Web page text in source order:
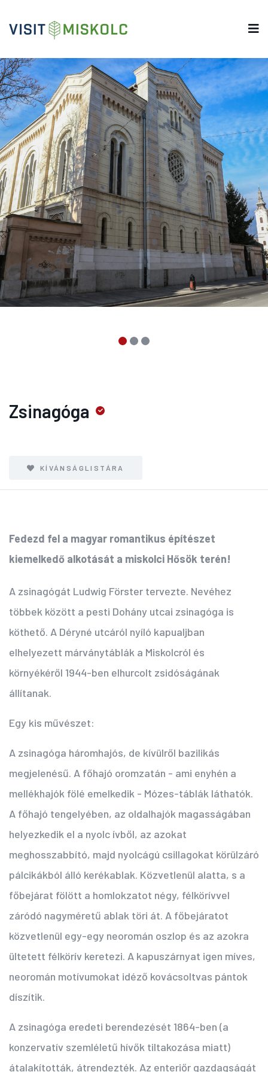
Zsinagóga
KÍVÁNSÁGLISTÁRA
Fedezd fel a magyar romantikus építészet
kiemelkedő alkotását a miskolci Hősök terén!
A zsinagógát Ludwig Förster tervezte. Nevéhez
többek között a pesti Dohány utcai zsinagóga is
köthető. A Déryné utcáról nyíló kapualjban
elhelyezett márványtáblák a Miskolcról és
környékéről 1944-ben elhurcolt zsidóságának
állítanak.
Egy kis művészet:
A zsinagóga háromhajós, de kívülről bazilikás
megjelenésű. A főhajó oromzatán - ami enyhén a
mellékhajók fölé emelkedik - Mózes-táblák láthatók.
A főhajó tengelyében, az oldalhajók magasságában
helyezkedik el a nyolc ívből, az azokat
meghosszabbító, majd nyolcágú csillagokat körülzáró
pálcikákból álló kerékablak. Közvetlenül alatta, s a
főbejárat fölött a homlokzatot négy, félkörívvel
záródó nagyméretű ablak töri át. A főbejáratot
közvetlenül egy-egy neoromán oszlop és az azokra
ültetett félkörív keretezi. A kapuszárnyat igen míves,
neoromán motívumokat idéző kovácsoltvas pántok
díszítik.
A zsinagóga eredeti berendezését 1864-ben (a
konzervatív szemléletű hívők tiltakozása miatt)
átalakították, átrendezték. Az enteriőr gazdagságát